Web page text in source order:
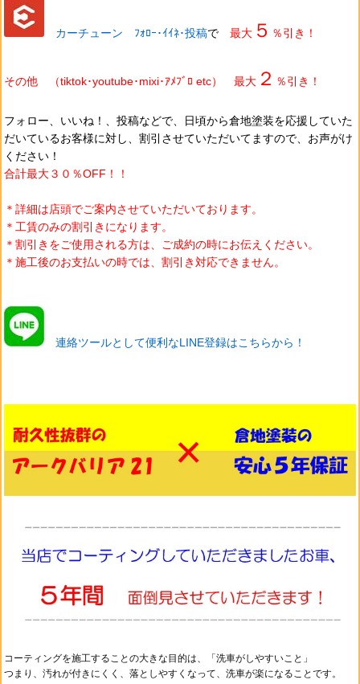
カーチューン ﾌｫﾛｰ･ｲｲﾈ･投稿で 最大 ５ ％引き！
その他 （tiktok･youtube･mixi･ｱﾒﾌﾞﾛ etc） 最大 ２ ％引き！
フォロー、いいね！、投稿などで、日頃から倉地塗装を応援していた
だいているお客様に対し、割引させていただいてますので、お声がけ
ください！
合計最大３０％OFF！！
＊詳細は店頭でご案内させていただいております。
＊工賃のみの割引きになります。
＊割引きをご使用される方は、ご成約の時にお伝えください。
＊施工後のお支払いの時では、割引き対応できません。
連絡ツールとして便利なLINE登録はこちらから！
コーティングを施工することの大きな目的は、
「洗車がしやすいこと」
つまり、汚れが付きにくく、落としやすくなって、 洗車が楽になることです。